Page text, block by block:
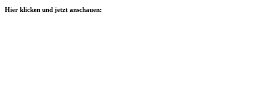
Hier klicken und jetzt anschauen: